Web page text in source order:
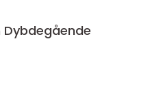
Dybdegående